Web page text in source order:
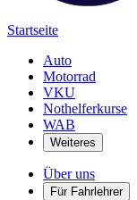
Startseite
Auto
Motorrad
VKU
Nothelferkurse
WAB
Weiteres
Über uns
Für Fahrlehrer